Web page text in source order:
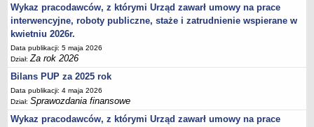
Sprawozdania finansowe
POWIATOWA RADA ZATRUDNIENIA/POWIATOWA RADA RYNKU PRACY
Skład
Zadania
Posiedzenia Powiatowej Rady Rynku Pracy
Uchwały Powiatowej Rady Rynku Pracy
Uchwały Powiatowej Rady Zatrudnienia w Bydgoszczy
Wykaz pracodawców, z którymi Urząd zawarł umowy na prace
interwencyjne, roboty publiczne, staże i zatrudnienie wspierane w
kwietniu 2026r.
Data publikacji: 5 maja 2026
Dział:Za rok 2026
Bilans PUP za 2025 rok
Data publikacji: 4 maja 2026
Dział:Sprawozdania finansowe
Wykaz pracodawców, z którymi Urząd zawarł umowy na prace